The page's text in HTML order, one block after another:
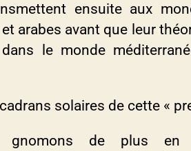
ensuite aux
arabes avant que leur
le monde
solaires de cette «
gnomons de plus en